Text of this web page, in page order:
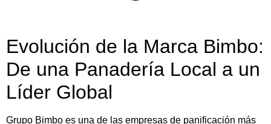
Evolución de la Marca Bimbo:
De una Panadería Local a un
Líder Global
Grupo Bimbo es una de las empresas de panificación más